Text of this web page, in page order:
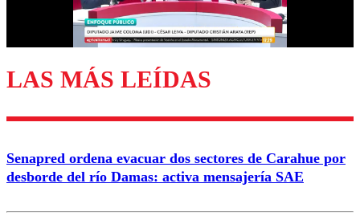
Enviar comentario
LAS MÁS LEÍDAS
Senapred ordena evacuar dos sectores de Carahue por
desborde del río Damas: activa mensajería SAE